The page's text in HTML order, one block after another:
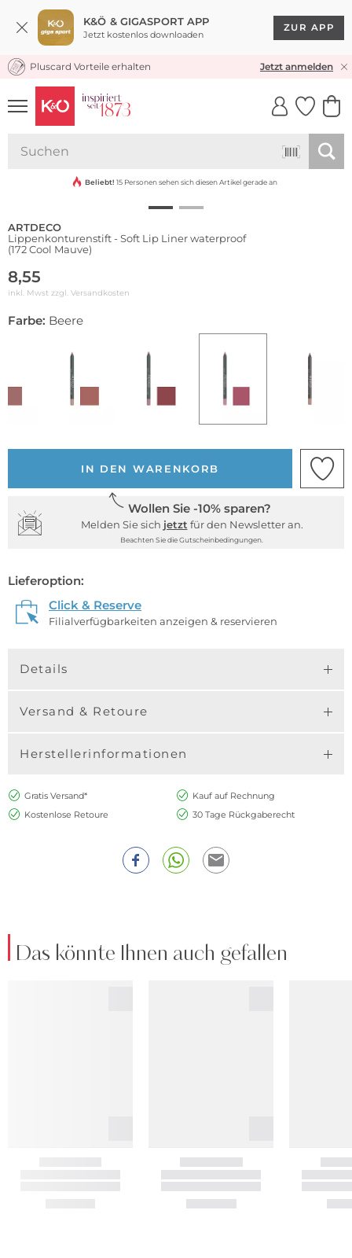
K&Ö & GIGASPORT APP
Jetzt kostenlos downloaden
ZUR APP
KOSTENLOSER VERSAND* & RÜCKVERSAND
Pluscard Vorteile erhalten Jetzt anmelden
UNSERE APP
CLICK &
Wasserfest
Beliebt! 15 Personen sehen sich diesen Artikel gerade an
ARTDECO
Lippenkonturenstift - Soft Lip Liner waterproof
(172 Cool Mauve)
8,55
inkl. Mwst zzgl. Versandkosten
Farbe: Beere
IN DEN WARENKORB
Wollen Sie -10% sparen?
Melden Sie sich jetzt für den Newsletter an.
Beachten Sie die Gutscheinbedingungen.
Lieferoption:
Click & Reserve
Filialverfügbarkeiten anzeigen & reservieren
Details
Versand & Retoure
Herstellerinformationen
Gratis Versand*
Kauf auf Rechnung
Kostenlose Retoure
30 Tage Rückgaberecht
Das könnte Ihnen auch gefallen